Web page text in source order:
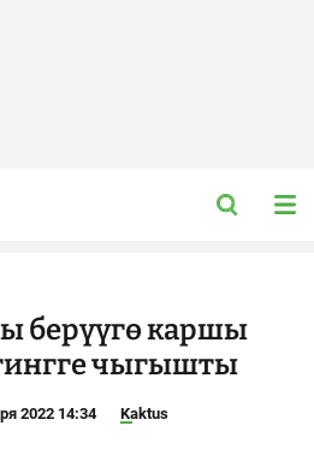
берүүгө каршы
чыгышты
2022 14:34 Kaktus